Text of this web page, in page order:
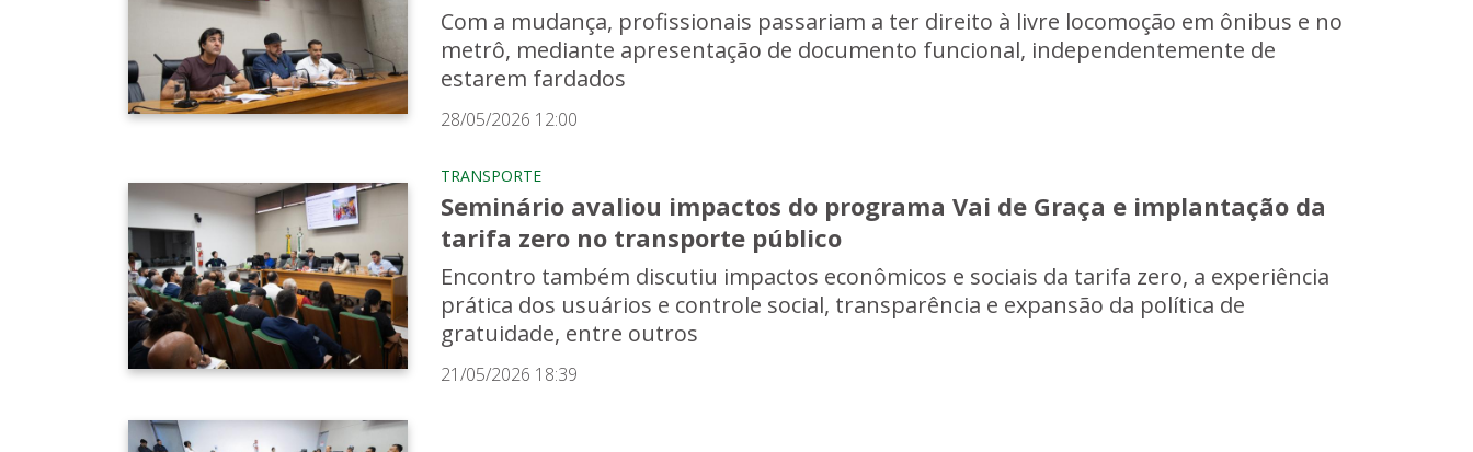
Com a mudança, profissionais passariam a ter direito à livre locomoção em ônibus e no
metrô, mediante apresentação de documento funcional, independentemente de
estarem fardados
28/05/2026 12:00
TRANSPORTE
Seminário avaliou impactos do programa Vai de Graça e implantação da
tarifa zero no transporte público
Encontro também discutiu impactos econômicos e sociais da tarifa zero, a experiência
prática dos usuários e controle social, transparência e expansão da política de
gratuidade, entre outros
21/05/2026 18:39